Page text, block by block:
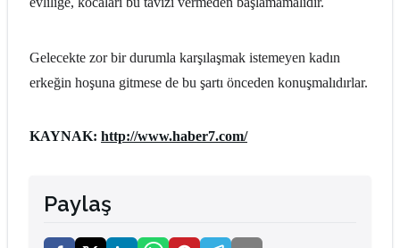
Gelecekte zor bir durumla karşılaşmak istemeyen kadın
erkeğin hoşuna gitmese de bu şartı önceden konuşmalıdırlar.
KAYNAK: http://www.haber7.com/
Paylaş